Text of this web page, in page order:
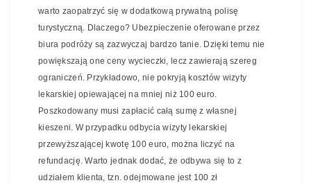
warto zaopatrzyć się w dodatkową prywatną polisę
turystyczną. Dlaczego? Ubezpieczenie oferowane przez
biura podróży są zazwyczaj bardzo tanie. Dzięki temu nie
powiększają one ceny wycieczki, lecz zawierają szereg
ograniczeń. Przykładowo, nie pokryją kosztów wizyty
lekarskiej opiewającej na mniej niż 100 euro.
Poszkodowany musi zapłacić całą sumę z własnej
kieszeni. W przypadku odbycia wizyty lekarskiej
przewyższającej kwotę 100 euro, można liczyć na
refundację. Warto jednak dodać, że odbywa się to z
udziałem klienta, tzn. odejmowane jest 100 zł